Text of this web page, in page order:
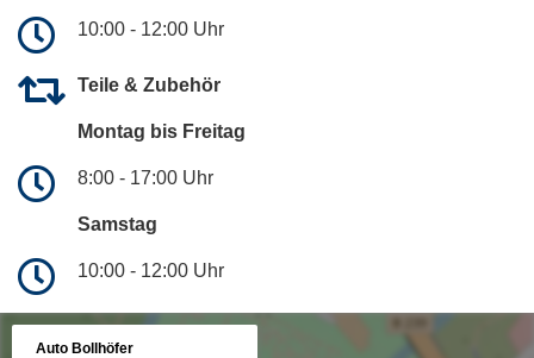
10:00 - 12:00 Uhr
Teile & Zubehör
Montag bis Freitag
8:00 - 17:00 Uhr
Samstag
10:00 - 12:00 Uhr
Auto Bollhöfer